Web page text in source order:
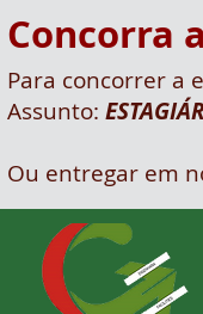
Concorra
Para concorrer a
Assunto:
Ou entregar em